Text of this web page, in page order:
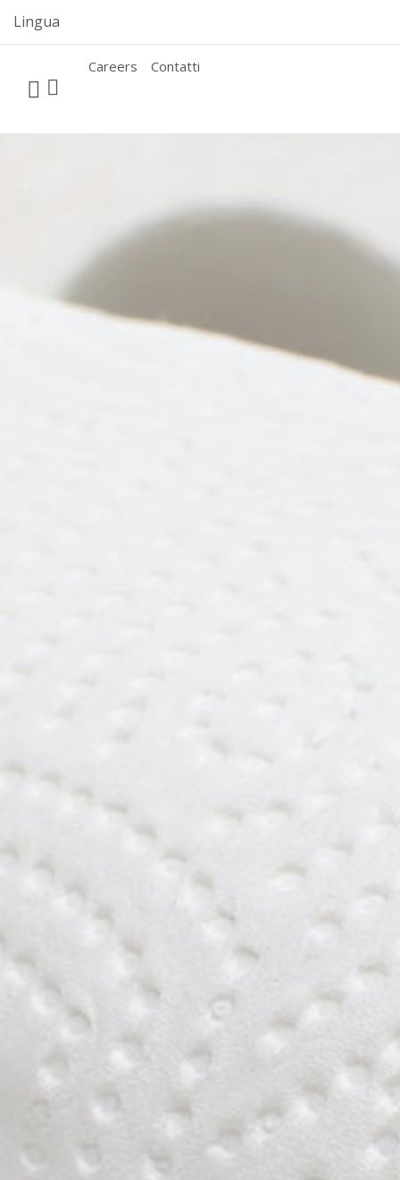
Lingua
Careers Contatti